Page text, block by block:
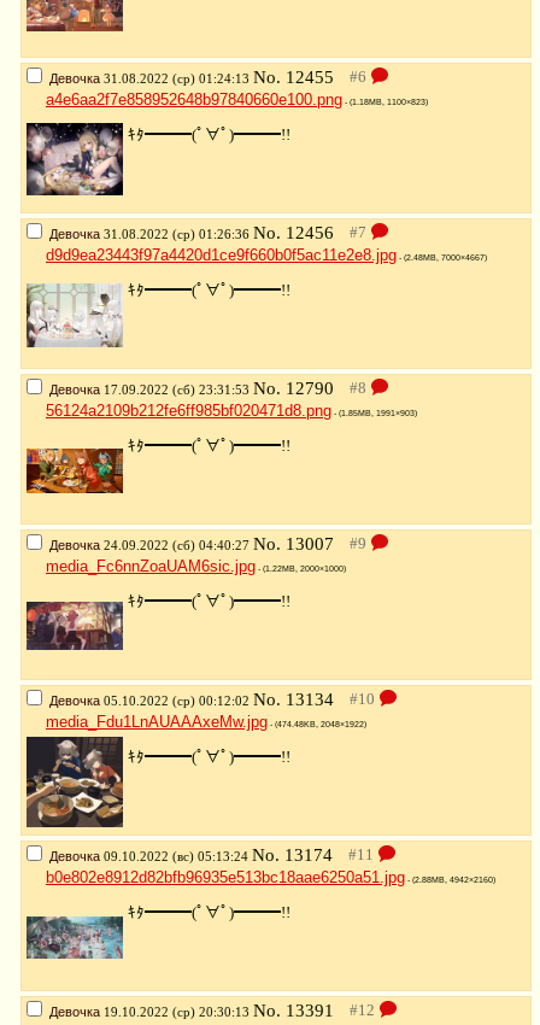
Девочка 31.08.2022 (ср) 01:24:13 No. 12455
a4e6aa2f7e858952648b97840660e100.png - (1.18MB, 1100×823)
ｷﾀ━━━(ﾟ∀ﾟ)━━━!!
Девочка 31.08.2022 (ср) 01:26:36 No. 12456
d9d9ea23443f97a4420d1ce9f660b0f5ac11e2e8.jpg - (2.48MB, 7000×4667)
ｷﾀ━━━(ﾟ∀ﾟ)━━━!!
Девочка 17.09.2022 (сб) 23:31:53 No. 12790
56124a2109b212fe6ff985bf020471d8.png - (1.85MB, 1991×903)
ｷﾀ━━━(ﾟ∀ﾟ)━━━!!
Девочка 24.09.2022 (сб) 04:40:27 No. 13007
media_Fc6nnZoaUAM6sic.jpg - (1.22MB, 2000×1000)
ｷﾀ━━━(ﾟ∀ﾟ)━━━!!
Девочка 05.10.2022 (ср) 00:12:02 No. 13134
media_Fdu1LnAUAAAxeMw.jpg - (474.48KB, 2048×1922)
ｷﾀ━━━(ﾟ∀ﾟ)━━━!!
Девочка 09.10.2022 (вс) 05:13:24 No. 13174
b0e802e8912d82bfb96935e513bc18aae6250a51.jpg - (2.88MB, 4942×2160)
ｷﾀ━━━(ﾟ∀ﾟ)━━━!!
Девочка 19.10.2022 (ср) 20:30:13 No. 13391